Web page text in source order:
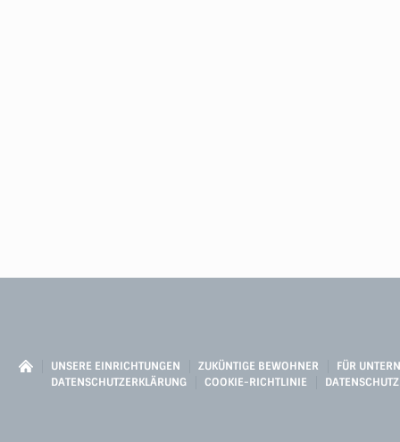
UNSERE EINRICHTUNGEN ZUKÜNTIGE BEWOHNER
FÜR
DATENSCHUTZERKLÄRUNG
COOKIE-RICHTLINIE